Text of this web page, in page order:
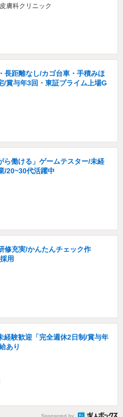
膚科クリニック
長距離なし/カゴ台車・手積みほ
/賞与年3回・東証プライム上場G
ら働ける」ゲームテスター/未経
/20~30代活躍中
修充実/かんたんチェック作
用
経験歓迎「完全週休2日制/賞与年
あり
Sponsored by